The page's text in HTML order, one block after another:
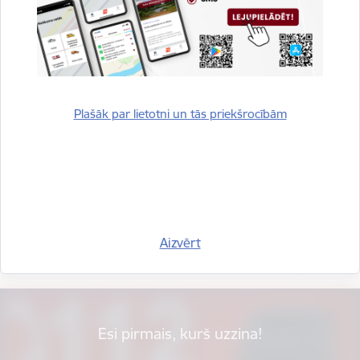
Plašāk par lietotni un tās priekšrocībām
Aizvērt
Sniegt atsauksmi
Esi pirmais, kurš uzzina!